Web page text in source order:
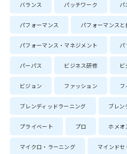
バランス パッチワーク パ
パフォーマンス パフォーマンスと
パフォーマンス・マネジメント パ
パーパス ビジネス研修 ビ
ビジョン ファッション フ
ブレンディッドラーニング ブレン
プライベート プロ ホメオ
マイクロ・ラーニング マインドセ